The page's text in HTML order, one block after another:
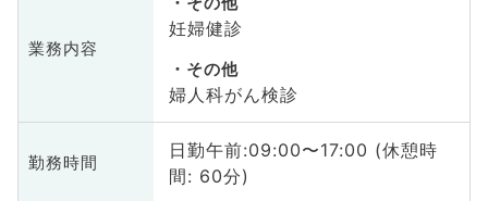
業務内容
妊婦健診
その他
婦人科がん検診
勤務時間
日勤午前:09:00〜17:00 (休憩時
間: 60分)